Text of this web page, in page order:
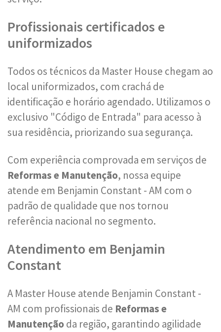
Profissionais certificados e
uniformizados
Todos os técnicos da Master House chegam ao
local uniformizados, com crachá de
identificação e horário agendado. Utilizamos o
exclusivo "Código de Entrada" para acesso à
sua residência, priorizando sua segurança.
Com experiência comprovada em serviços de
Reformas e Manutenção, nossa equipe
atende em Benjamin Constant - AM com o
padrão de qualidade que nos tornou
referência nacional no segmento.
Atendimento em Benjamin
Constant
A Master House atende Benjamin Constant -
AM com profissionais de Reformas e
Manutenção da região, garantindo agilidade